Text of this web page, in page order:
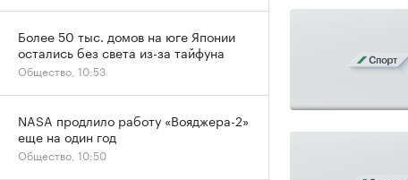
Более 50 тыс. домов на юге Японии
остались без света из-за тайфуна
Общество, 10:53
NASA продлило работу «Вояджера-2»
еще на один год
Общество, 10:50